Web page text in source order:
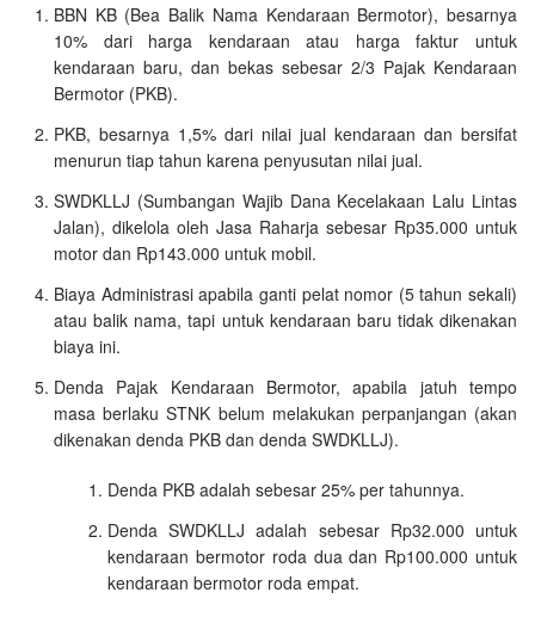
BBN KB (Bea Balik Nama Kendaraan Bermotor), besarnya
10% dari harga kendaraan atau harga faktur untuk
kendaraan baru, dan bekas sebesar 2/3 Pajak Kendaraan
Bermotor (PKB).
PKB, besarnya 1,5% dari nilai jual kendaraan dan bersifat
menurun tiap tahun karena penyusutan nilai jual.
SWDKLLJ (Sumbangan Wajib Dana Kecelakaan Lalu Lintas
Jalan), dikelola oleh Jasa Raharja sebesar Rp35.000 untuk
motor dan Rp143.000 untuk mobil.
Biaya Administrasi apabila ganti pelat nomor (5 tahun sekali)
atau balik nama, tapi untuk kendaraan baru tidak dikenakan
biaya ini.
Denda Pajak Kendaraan Bermotor, apabila jatuh tempo
masa berlaku STNK belum melakukan perpanjangan (akan
dikenakan denda PKB dan denda SWDKLLJ).
Denda PKB adalah sebesar 25% per tahunnya.
Denda SWDKLLJ adalah sebesar Rp32.000 untuk
kendaraan bermotor roda dua dan Rp100.000 untuk
kendaraan bermotor roda empat.